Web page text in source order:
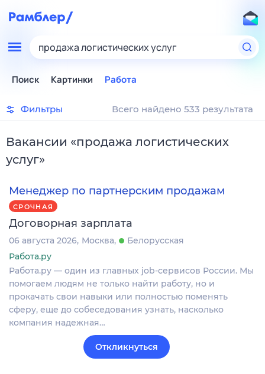
продажа логистических услуг
Поиск Картинки Работа
Фильтры Всего найдено 533 результата
Вакансии «продажа логистических
услуг»
Менеджер по партнерским продажам
СРОЧНАЯ
Договорная зарплата
06 августа 2026 Москва
Белорусская
Работа.ру
Работа.ру — один из главных job-сервисов России. Мы
помогаем людям не только найти работу, но и
прокачать свои навыки или полностью поменять
сферу, еще до собеседования узнать, насколько
компания надежная…
Откликнуться